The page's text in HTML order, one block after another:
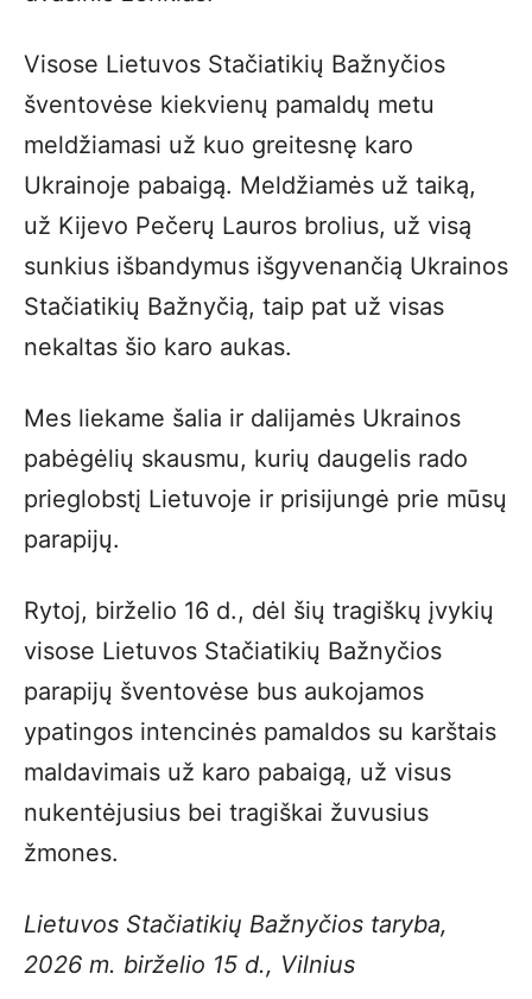
Visose Lietuvos Stačiatikių Bažnyčios
šventovėse kiekvienų pamaldų metu
meldžiamasi už kuo greitesnę karo
Ukrainoje pabaigą. Meldžiamės už taiką,
už Kijevo Pečerų Lauros brolius, už visą
sunkius išbandymus išgyvenančią Ukrainos
Stačiatikių Bažnyčią, taip pat už visas
nekaltas šio karo aukas.
Mes liekame šalia ir dalijamės Ukrainos
pabėgėlių skausmu, kurių daugelis rado
prieglobstį Lietuvoje ir prisijungė prie mūsų
parapijų.
Rytoj, birželio 16 d., dėl šių tragiškų įvykių
visose Lietuvos Stačiatikių Bažnyčios
parapijų šventovėse bus aukojamos
ypatingos intencinės pamaldos su karštais
maldavimais už karo pabaigą, už visus
nukentėjusius bei tragiškai žuvusius
žmones.
Lietuvos Stačiatikių Bažnyčios taryba,
2026 m. birželio 15 d., Vilnius